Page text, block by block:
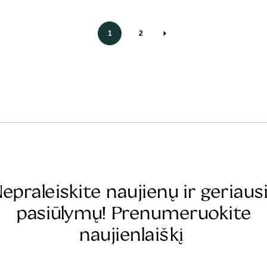
1 2
naujienų ir
pasiūlymų! Prenumeruokite
naujienlaiškį